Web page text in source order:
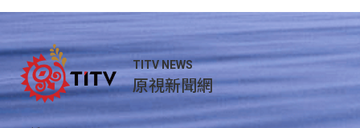
TITV NEWS
原視新聞網